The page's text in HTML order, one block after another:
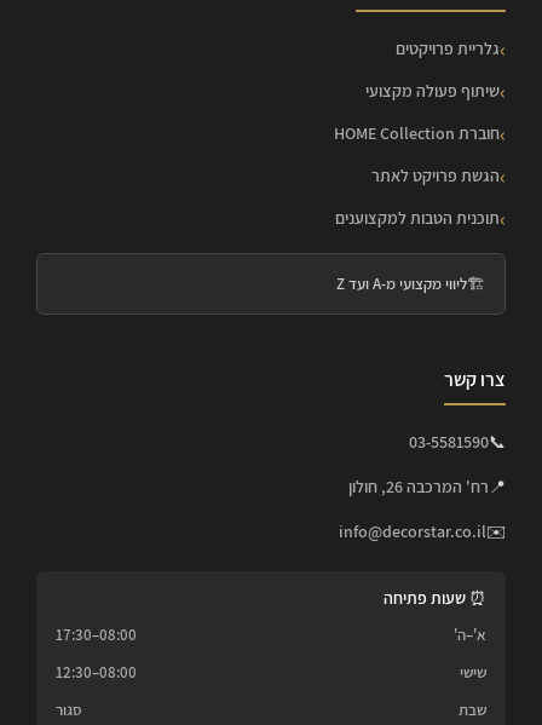
גלריית פרויקטים
שיתוף פעולה מקצועי
חוברת HOME Collection
הגשת פרויקט לאתר
תוכנית הטבות למקצוענים
🏗️ליווי מקצועי מ-A ועד Z
צרו קשר
📞
03-5581590
📍רח' המרכבה 26, חולון
✉️
info@decorstar.co.il
⏰ שעות פתיחה
א'–ה'
08:00–17:30
שישי
08:00–12:30
שבת
סגור